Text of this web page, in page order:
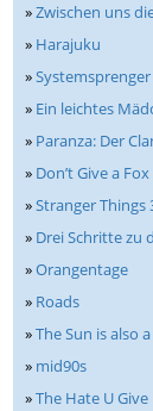
»Zwischen uns
» Harajuku
»Systemsprenger
» Ein leichtes
» Paranza: Der
» Don’t Give a Fox
»Stranger Things
» Drei Schritte zu
»Orangentage
» Roads
»The Sun is also
» mid90s
»The Hate U Give